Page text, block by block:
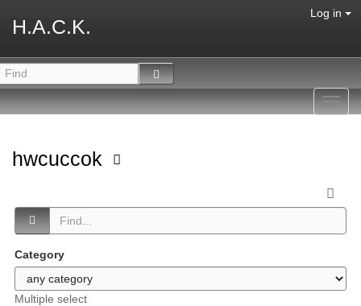
H.A.C.K.
Log in
hwcuccok
Category
Multiple select